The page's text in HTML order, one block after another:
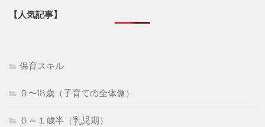
【人気記事】
保育スキル
０〜18歳（子育ての全体像）
０～１歳半（乳児期）